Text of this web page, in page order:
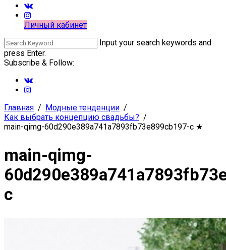
Личный кабинет
Input your search keywords and
press Enter.
Subscribe & Follow:
Главная
Модные тенденции
Как выбрать концепцию свадьбы?
main-qimg-60d290e389a741a7893fb73e899cb197-c ★
main-qimg-
c